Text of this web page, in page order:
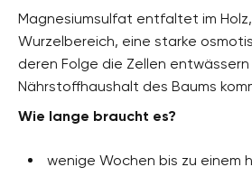
Magnesiumsulfat entfaltet im
Wurzelbereich, eine starke
deren Folge die Zellen
Nährstoffhaushalt des Baums
Wie lange braucht es?
wenige Wochen bis zu einem